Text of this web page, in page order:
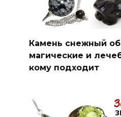
Камень снежный
магические и
кому подходит